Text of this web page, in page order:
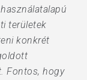
területek
konkrét
Fontos, hogy